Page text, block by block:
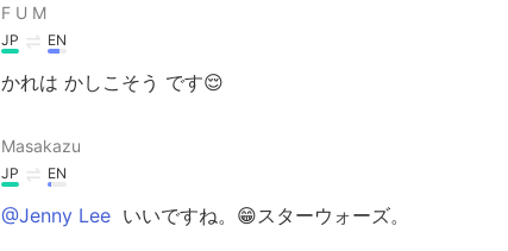
F U M
JP EN
かれは かしこそう です😌
Masakazu
JP EN
@Jenny Lee いいですね。😁スターウォーズ。